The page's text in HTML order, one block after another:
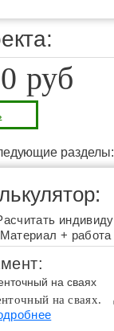
руб
работа +
руб
+ работа
на сваях.